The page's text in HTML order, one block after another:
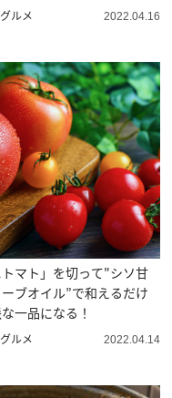
ルメ 2022.04.16
トマト」を切って"シソ甘
ブオイル”で和えるだけ
一品になる！
ルメ 2022.04.14